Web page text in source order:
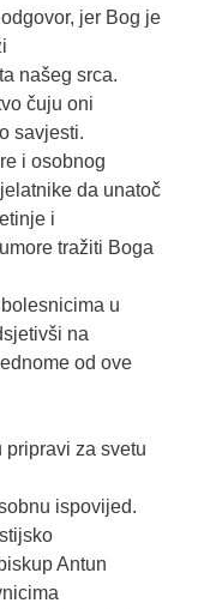
jer Bog je
našeg srca.
čuju oni
savjesti.
i osobnog
da unatoč
i
tražiti Boga
u
na
od ove
za svetu
ispovijed.
Antun